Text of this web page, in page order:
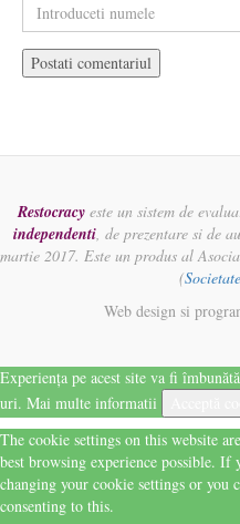
Restocracy este un sistem de
independenti, de prezentare si de
martie 2017. Este un produs al
(
Web design si
Experiența pe acest site va fi
uri. Mai multe informatii
The cookie settings on this website
best browsing experience possible.
changing your cookie settings or
consenting to this.